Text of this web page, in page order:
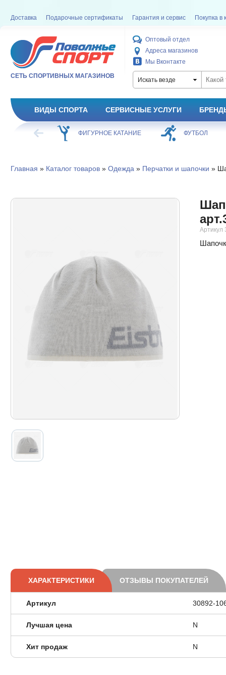
Доставка Подарочные сертификаты Гарантия и сервис Покупка в
СЕТЬ СПОРТИВНЫХ МАГАЗИНОВ
Оптовый отдел
Адреса магазинов
Мы Вконтакте
Искать везде
ВИДЫ СПОРТА СЕРВИСНЫЕ УСЛУГИ
ХОККЕЙ ФИГУРНОЕ КАТАНИЕ ФУТБОЛ
Главная » Каталог товаров» Одежда » Перчатки и шапочки »
Артикул
ХАРАКТЕРИСТИКИ ОТЗЫВЫ ПОКУПАТЕЛЕЙ
Артикул 30892-
Лучшая цена N
Хит продаж N